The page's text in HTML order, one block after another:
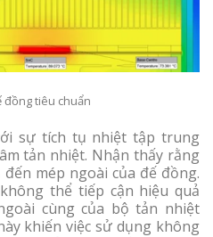
đồng tiêu chuẩn
sự tích tụ nhiệt tập trung
tản nhiệt. Nhận thấy rằng
mép ngoài của đế đồng.
thể tiếp cận hiệu quả
cùng của bộ tản nhiệt
khiến việc sử dụng không